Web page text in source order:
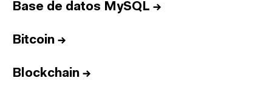
Base de datos MySQL →
Bitcoin →
Blockchain →